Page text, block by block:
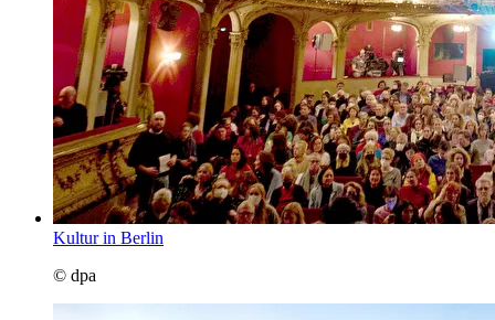
Kultur in Berlin
© dpa